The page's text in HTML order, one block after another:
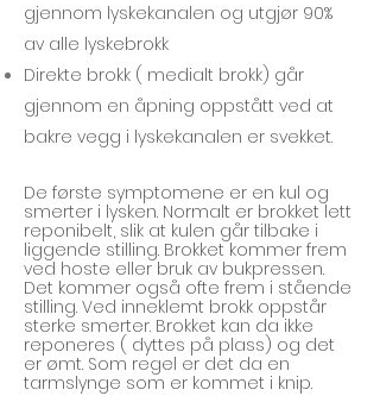
gjennom lyskekanalen og utgjør 90%
av alle lyskebrokk
Direkte brokk ( medialt brokk) går
gjennom en åpning oppstått ved at
bakre vegg i lyskekanalen er svekket.
De første symptomene er en kul og
smerter i lysken. Normalt er brokket lett
reponibelt, slik at kulen går tilbake i
liggende stilling. Brokket kommer frem
ved hoste eller bruk av bukpressen.
Det kommer også ofte frem i stående
stilling. Ved inneklemt brokk oppstår
sterke smerter. Brokket kan da ikke
reponeres ( dyttes på plass) og det
er ømt. Som regel er det da en
tarmslynge som er kommet i knip.